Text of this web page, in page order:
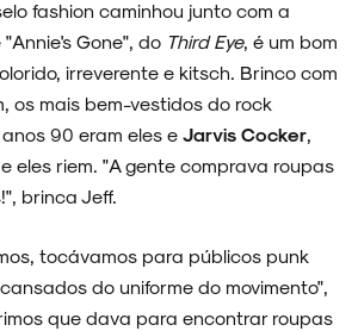
fashion caminhou junto com a
Gone", do Third Eye, é um bom
irreverente e kitsch. Brinco com
os mais bem-vestidos do rock
90 eram eles e Jarvis Cocker,
eles riem. "A gente comprava roupas
brinca Jeff.
tocávamos para públicos punk
do uniforme do movimento",
que dava para encontrar roupas